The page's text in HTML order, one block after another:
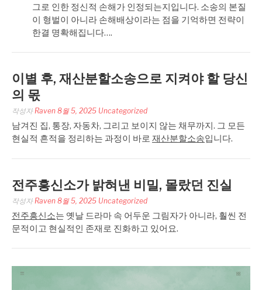
그로 인한 정신적 손해가 인정되는지입니다. 소송의 본질
이 형벌이 아니라 손해배상이라는 점을 기억하면 전략이
한결 명확해집니다….
이별 후, 재산분할소송으로 지켜야 할 당신
의 몫
작성자 Raven 8월 5, 2025 Uncategorized
남겨진 집, 통장, 자동차, 그리고 보이지 않는 채무까지. 그 모든
현실적 흔적을 정리하는 과정이 바로 재산분할소송입니다.
전주흥신소가 밝혀낸 비밀, 몰랐던 진실
작성자 Raven 8월 5, 2025 Uncategorized
전주흥신소는 옛날 드라마 속 어두운 그림자가 아니라, 훨씬 전
문적이고 현실적인 존재로 진화하고 있어요.